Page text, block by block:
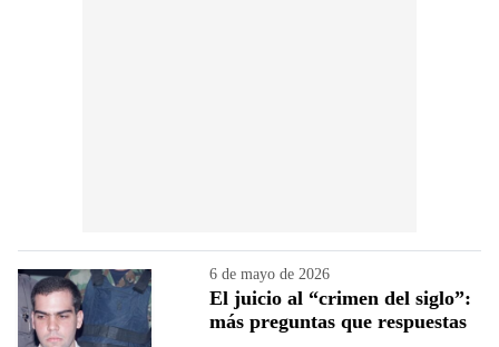
6 de mayo de 2026
El juicio al “crimen del siglo”:
más preguntas que respuestas